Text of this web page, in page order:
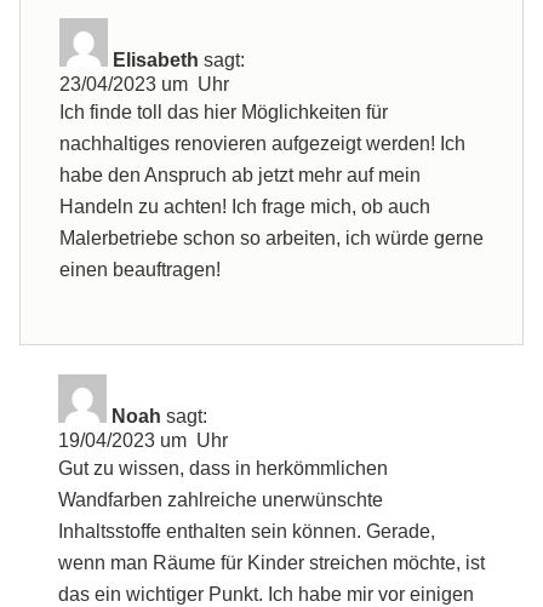
Elisabeth sagt:
23/04/2023 um Uhr
Ich finde toll das hier Möglichkeiten für
nachhaltiges renovieren aufgezeigt werden! Ich
habe den Anspruch ab jetzt mehr auf mein
Handeln zu achten! Ich frage mich, ob auch
Malerbetriebe schon so arbeiten, ich würde gerne
einen beauftragen!
Noah sagt:
19/04/2023 um Uhr
Gut zu wissen, dass in herkömmlichen
Wandfarben zahlreiche unerwünschte
Inhaltsstoffe enthalten sein können. Gerade,
wenn man Räume für Kinder streichen möchte, ist
das ein wichtiger Punkt. Ich habe mir vor einigen